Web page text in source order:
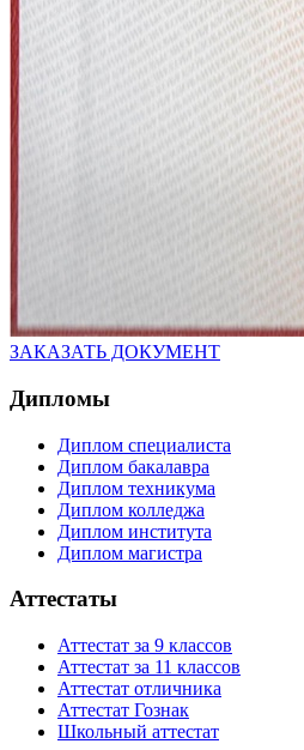
ЗАКАЗАТЬ ДОКУМЕНТ
Дипломы
Диплом специалиста
Диплом бакалавра
Диплом техникума
Диплом колледжа
Диплом института
Диплом магистра
Аттестаты
Аттестат за 9 классов
Аттестат за 11 классов
Аттестат отличника
Аттестат Гознак
Школьный аттестат